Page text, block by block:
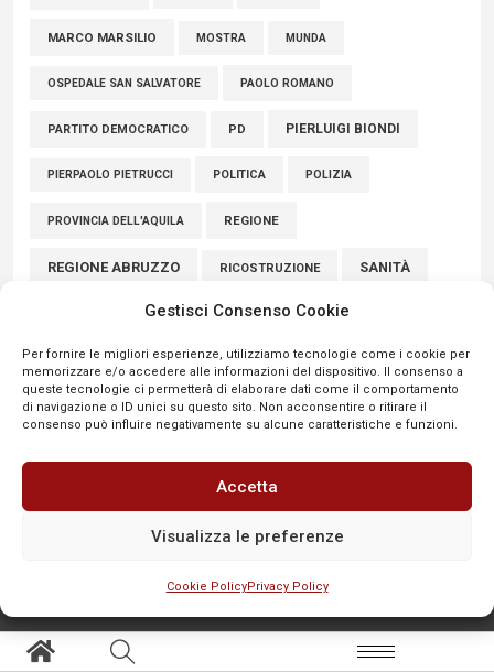
Gestisci Consenso Cookie
Per fornire le migliori esperienze, utilizziamo tecnologie come i cookie per
memorizzare e/o accedere alle informazioni del dispositivo. Il consenso a
queste tecnologie ci permetterà di elaborare dati come il comportamento
di navigazione o ID unici su questo sito. Non acconsentire o ritirare il
consenso può influire negativamente su alcune caratteristiche e funzioni.
Accetta
Visualizza le preferenze
Cookie PolicyPrivacy Policy
MARCO MARSILIO MOSTRA MUNDA
OSPEDALE SAN SALVATORE PAOLO ROMANO
PARTITO DEMOCRATICO PD PIERLUIGI BIONDI
PIERPAOLO PIETRUCCI POLITICA POLIZIA
PROVINCIA DELL'AQUILA REGIONE
REGIONE ABRUZZO RICOSTRUZIONE SANITÀ
SCUOLE SICUREZZA SINDACATI
SPORT SULMONA UNIVAQ VIABILITÀ
VIGILI DEL FUOCO
Aree tematiche